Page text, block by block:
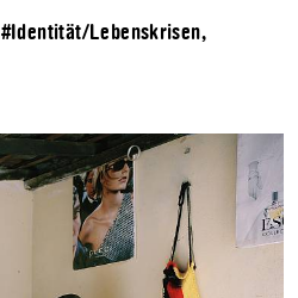
#Identität/Lebenskrisen,